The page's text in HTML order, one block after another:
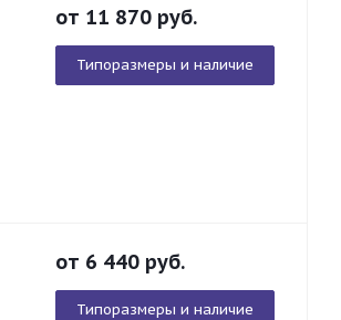
от 11 870 руб.
Типоразмеры и наличие
от 6 440 руб.
Типоразмеры и наличие